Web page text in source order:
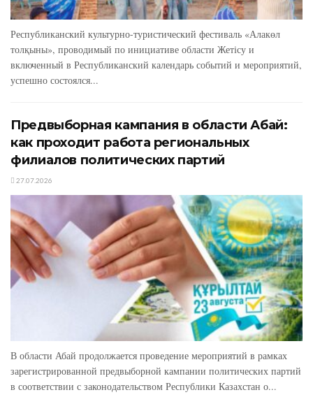
Республиканский культурно-туристический фестиваль «Алакөл
толқыны», проводимый по инициативе области Жетісу и
включенный в Республиканский календарь событий и мероприятий,
успешно состоялся...
Предвыборная кампания в области Абай:
как проходит работа региональных
филиалов политических партий
27.07.2026
В области Абай продолжается проведение мероприятий в рамках
зарегистрированной предвыборной кампании политических партий
в соответствии с законодательством Республики Казахстан о...